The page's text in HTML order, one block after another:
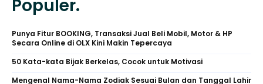
Populer.
Punya Fitur BOOKING, Transaksi Jual Beli Mobil, Motor & HP
Secara Online di OLX Kini Makin Tepercaya
50 Kata-kata Bijak Berkelas, Cocok untuk Motivasi
Mengenal Nama-Nama Zodiak Sesuai Bulan dan Tanggal Lahir